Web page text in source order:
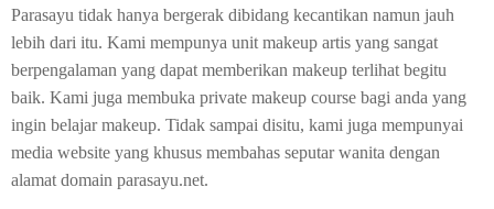
Parasayu tidak hanya bergerak dibidang kecantikan namun jauh
lebih dari itu. Kami mempunya unit makeup artis yang sangat
berpengalaman yang dapat memberikan makeup terlihat begitu
baik. Kami juga membuka private makeup course bagi anda yang
ingin belajar makeup. Tidak sampai disitu, kami juga mempunyai
media website yang khusus membahas seputar wanita dengan
alamat domain parasayu.net.